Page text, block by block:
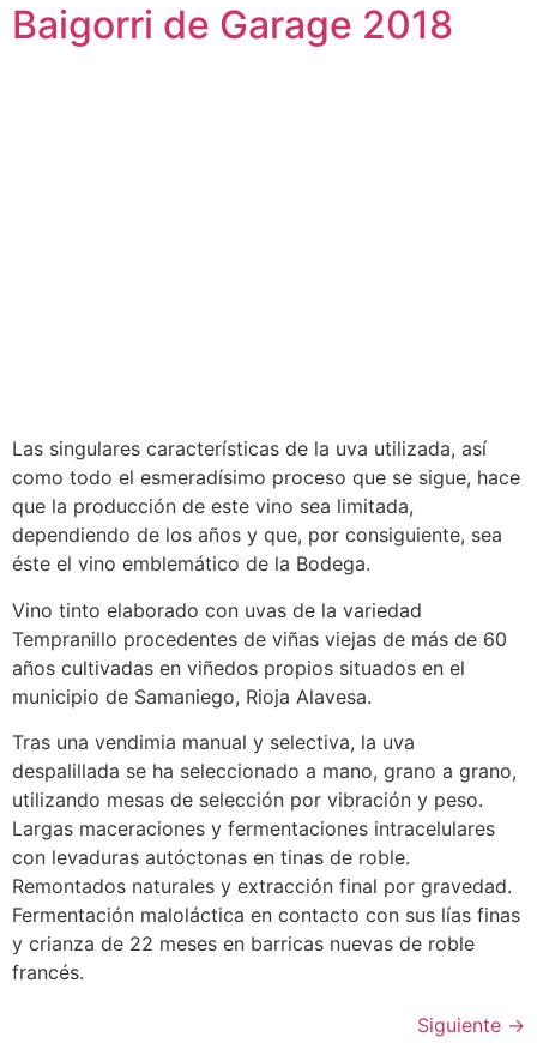
Baigorri de Garage 2018
Las singulares características de la uva utilizada, así
como todo el esmeradísimo proceso que se sigue, hace
que la producción de este vino sea limitada,
dependiendo de los años y que, por consiguiente, sea
éste el vino emblemático de la Bodega.
Vino tinto elaborado con uvas de la variedad
Tempranillo procedentes de viñas viejas de más de 60
años cultivadas en viñedos propios situados en el
municipio de Samaniego, Rioja Alavesa.
Tras una vendimia manual y selectiva, la uva
despalillada se ha seleccionado a mano, grano a grano,
utilizando mesas de selección por vibración y peso.
Largas maceraciones y fermentaciones intracelulares
con levaduras autóctonas en tinas de roble.
Remontados naturales y extracción final por gravedad.
Fermentación maloláctica en contacto con sus lías finas
y crianza de 22 meses en barricas nuevas de roble
francés.
Siguiente →